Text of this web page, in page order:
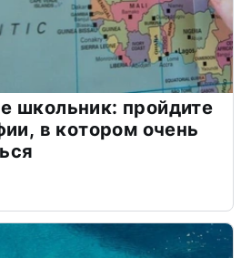
школьник: пройдите
в котором очень